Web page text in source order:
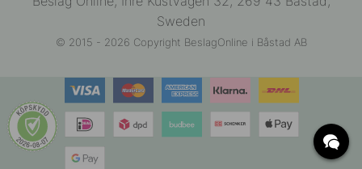
Sweden
© 2015 - 2026 Copyright BeslagOnline i Båstad AB